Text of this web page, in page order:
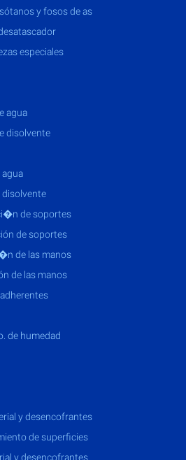
y fosos de as
especiales
agua
disolvente
agua
disolvente
de soportes
de soportes
de las manos
de las manos
de humedad
y desencofrantes
de superficies
y desencofrantes